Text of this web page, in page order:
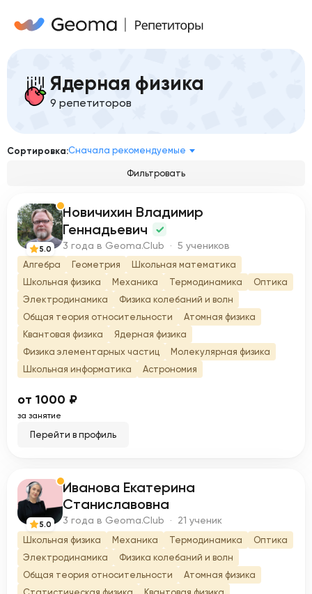
Ядерная физика
9 репетиторов
Сортировка:Сначала рекомендуемые
Фильтровать
Н
5.0
Новичихин Владимир
Геннадьевич
3 года в Geoma.Club · 5 учеников
Алгебра Геометрия
Школьная математика
Школьная физика
Механика Термодинамика
Оптика
Электродинамика
Физика колебаний и волн
Общая теория относительности
Атомная физика
Квантовая физика
Ядерная физика
Физика элементарных частиц
Молекулярная физика
Школьная информатика
Астрономия
от 1000 ₽
за занятие
Перейти в профиль
И
5.0
Иванова Екатерина
Станиславовна
3 года в Geoma.Club · 21 ученик
Школьная физика Механика Термодинамика
Оптика
Электродинамика
Физика колебаний и волн
Общая теория относительности
Атомная физика